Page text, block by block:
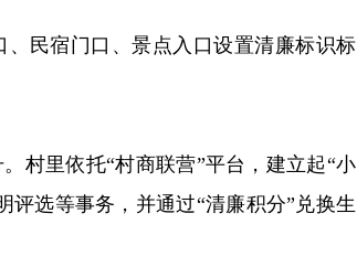
民宿门口、景点入口设置清廉标识标
村里依托“村商联营”平台，建立起“小
评选等事务，并通过“清廉积分”兑换生